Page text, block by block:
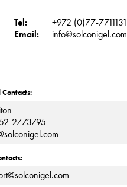
Tel:
+972 (0)77-7711131
Email:
info@solconigel.com
2773795